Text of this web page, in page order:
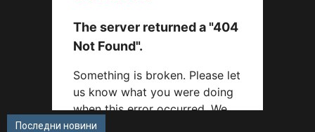
Последни новини